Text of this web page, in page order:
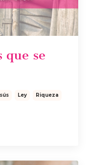
que se
Ley Riqueza